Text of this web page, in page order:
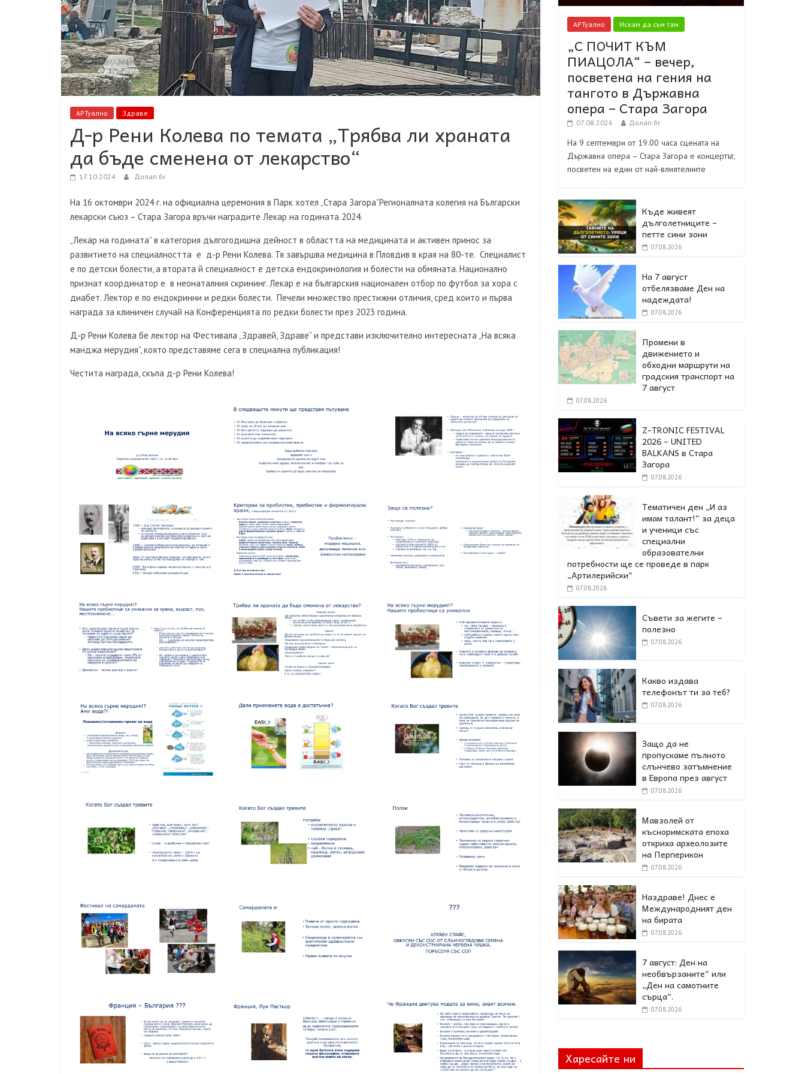
АРТуално Здраве
Д-р Рени Колева по темата „Трябва ли храната
да бъде сменена от лекарство“
17.10.2024 Долап.бг
На 16 октомври 2024 г. на официална церемония в Парк хотел „Стара Загора”Регионалната колегия на Български
лекарски съюз – Стара Загора връчи наградите Лекар на годината 2024.
„Лекар на годината” в категория дългогодишна дейност в областта на медицината и активен принос за
развитието на специалността е д-р Рени Колева. Тя завършва медицина в Пловдив в края на 80-те. Специалист
е по детски болести, а втората й специалност е детска ендокринология и болести на обмяната. Национално
признат координатор е в неонаталния скрининг. Лекар е на българския национален отбор по футбол за хора с
диабет. Лектор е по ендокринни и редки болести. Печели множество престижни отличия, сред които и първа
награда за клиничен случай на Конференцията по редки болести през 2023 година.
Д-р Рени Колева бе лектор на Фестивала „Здравей, Здраве” и представи изключително интересната „На всяка
манджа мерудия”, която представяме сега в специална публикация!
Честита награда, скъпа д-р Рени Колева!
АРТуално Искам да съм там
„С ПОЧИТ КЪМ
ПИАЦОЛА“ – вечер,
посветена на гения на
тангото в Държавна
опера – Стара Загора
07.08.2026 Долап.бг
На 9 септември от 19.00 часа сцената на
Държавна опера – Стара Загора е концертът,
посветен на един от най-влиятелните
Къде живеят
дълголетниците –
петте сини зони
07.08.2026
На 7 август
отбелязваме Ден на
надеждата!
07.08.2026
Промени в
движението и
обходни маршрути на
градския транспорт на
7 август
07.08.2026
Z-TRONIC FESTIVAL
2026 – UNITED
BALKANS в Стара
Загора
07.08.2026
Тематичен ден „И аз
имам талант!“ за деца
и ученици със
специални
образователни
потребности ще се проведе в парк
„Артилерийски“
07.08.2026
Съвети за жегите –
полезно
07.08.2026
Какво издава
телефонът ти за теб?
07.08.2026
Защо да не
пропускаме пълното
слънчево затъмнение
в Европа през август
07.08.2026
Мавзолей от
късноримската епоха
откриха археолозите
на Перперикон
07.08.2026
Наздраве! Днес е
Международният ден
на бирата
07.08.2026
7 август: Ден на
необвързаните“ или
„Ден на самотните
сърца“.
07.08.2026
Харесайте ни